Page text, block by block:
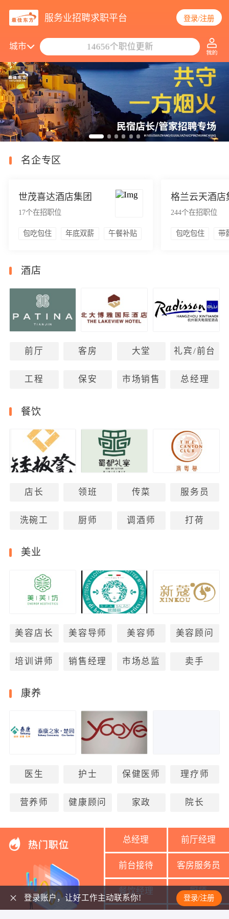
服务业招聘求职平台 登录/注册
城市
14656个职位更新
名企专区
世茂喜达酒店集团
17个在招职位
包吃包住 年底双薪 午餐补贴
格兰云天酒店
244个在招职位
包吃包住 带
酒店
前厅 客房 大堂 礼宾/前台
工程 保安 市场销售 总经理
餐饮
店长 领班 传菜 服务员
洗碗工 厨师 调酒师 打荷
美业
美容店长 美容导师 美容师 美容顾问
培训讲师 销售经理 市场总监 卖手
康养
医生 护士 保健医师 理疗师
营养师 健康顾问 家政 院长
总经理 前厅经理
前台接待 客房服务员
餐饮经理 厨师
登录账户，让好工作主动联系你! 登录/注册